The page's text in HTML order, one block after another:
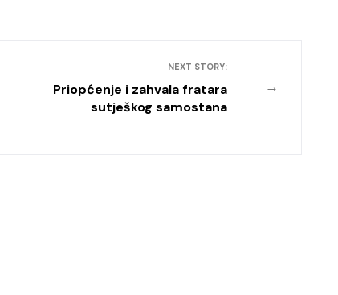
→
NEXT STORY:
Priopćenje i zahvala fratara
sutješkog samostana